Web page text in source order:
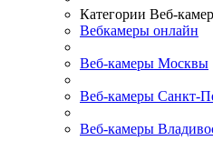
Категории Веб-камер
Вебкамеры онлайн
Веб-камеры Москвы
Веб-камеры Санкт-
Веб-камеры